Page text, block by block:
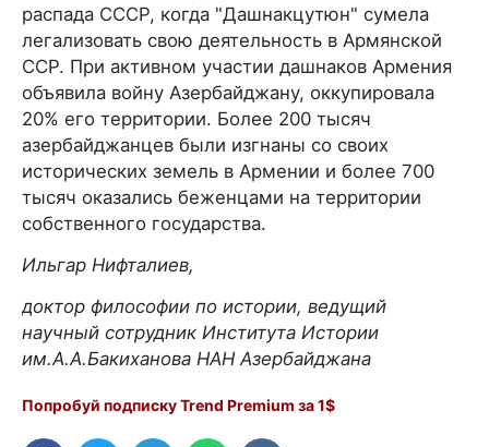
распада СССР, когда "Дашнакцутюн" сумела
легализовать свою деятельность в Армянской
ССР. При активном участии дашнаков Армения
объявила войну Азербайджану, оккупировала
20% его территории. Более 200 тысяч
азербайджанцев были изгнаны со своих
исторических земель в Армении и более 700
тысяч оказались беженцами на территории
собственного государства.
Ильгар Нифталиев,
доктор философии по истории, ведущий
научный сотрудник Института Истории
им.А.А.Бакиханова НАН Азербайджана
Попробуй подписку Trend Premium за 1$